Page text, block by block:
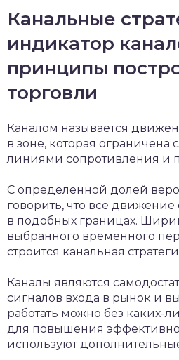
Канальные
индикатор
принципы
торговли
Каналом называется
в зоне, которая ограничена
линиями сопротивления и
С определенной долей
говорить, что все
в подобных границах.
выбранного временного
строится канальная
Каналы являются
сигналов входа в рынок и
работать можно без каких-
для повышения
используют